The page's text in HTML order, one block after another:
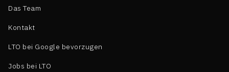
Das Team
Kontakt
LTO bei Google bevorzugen
Jobs bei LTO